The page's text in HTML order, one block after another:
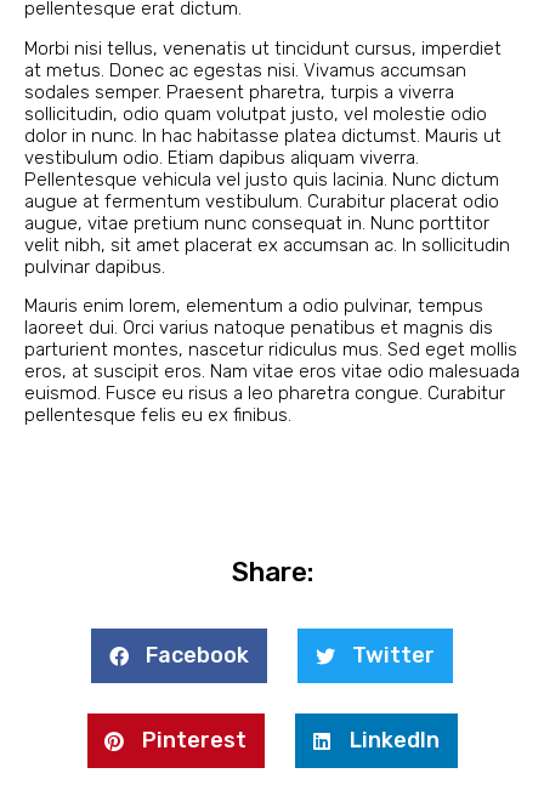
pellentesque erat dictum.
Morbi nisi tellus, venenatis ut tincidunt cursus, imperdiet
at metus. Donec ac egestas nisi. Vivamus accumsan
sodales semper. Praesent pharetra, turpis a viverra
sollicitudin, odio quam volutpat justo, vel molestie odio
dolor in nunc. In hac habitasse platea dictumst. Mauris ut
vestibulum odio. Etiam dapibus aliquam viverra.
Pellentesque vehicula vel justo quis lacinia. Nunc dictum
augue at fermentum vestibulum. Curabitur placerat odio
augue, vitae pretium nunc consequat in. Nunc porttitor
velit nibh, sit amet placerat ex accumsan ac. In sollicitudin
pulvinar dapibus.
Mauris enim lorem, elementum a odio pulvinar, tempus
laoreet dui. Orci varius natoque penatibus et magnis dis
parturient montes, nascetur ridiculus mus. Sed eget mollis
eros, at suscipit eros. Nam vitae eros vitae odio malesuada
euismod. Fusce eu risus a leo pharetra congue. Curabitur
pellentesque felis eu ex finibus.
Share:
Facebook Twitter
Pinterest LinkedIn